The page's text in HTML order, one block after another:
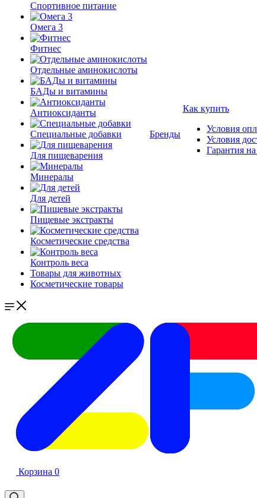
Спортивное питание
Омега 3
Фитнес
Отдельные аминокислоты
БАДы и витамины
Антиоксиданты
Специальные добавки
Для пищеварения
Минералы
Для детей
Пищевые экстракты
Косметические средства
Контроль веса
Товары для животных
Косметические товары
Бренды
Как купить
Условия
Условия
Гарантия
Корзина 0